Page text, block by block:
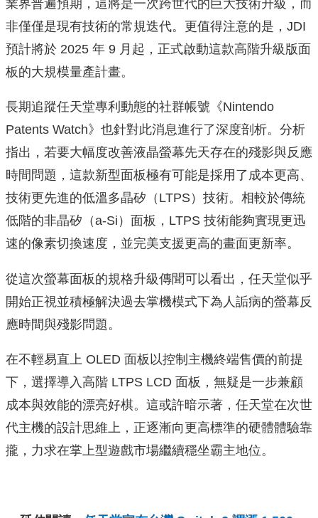
業界普遍預期，這將是一次跨世代的巨大技術升級，而
非僅僅是現有技術的常規迭代。更值得注意的是，JDI
預計將於 2025 年 9 月起，正式啟動這款高階升級版面
板的大規模量產計畫。
長期追蹤任天堂專利動態的社群帳號《Nintendo
Patents Watch》也針對此消息進行了深度剖析。分析
指出，若要大幅度改善液晶螢幕先天存在的殘影與反應
時間問題，這款新型面板極有可能是採用了成本更高、
技術更先進的低溫多晶矽（LTPS）技術。相較於傳統
低階的非晶矽（a-Si）面板，LTPS 技術能夠實現更迅
速的像素切換速度，並完美支援更高的畫面更新率。
從這次螢幕面板的規格升級傳聞可以看出，任天堂似乎
開始正視並積極解決過去掌機模式下為人詬病的螢幕反
應時間與殘影問題。
在不輕易直上 OLED 面板以控制主機終端售價的前提
下，選擇導入高階 LTPS LCD 面板，無疑是一步兼顧
成本與效能的漂亮好棋。這或許暗示著，任天堂在次世
代主機的設計思維上，正逐漸向更高標準的硬體體驗靠
攏，力求在掌上型遊戲市場繼續穩坐霸主地位。